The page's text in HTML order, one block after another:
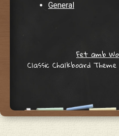
General
Fet amb
Classic Chalkboard